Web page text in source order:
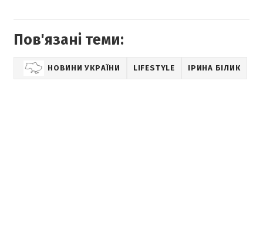
Пов'язані теми:
НОВИНИ УКРАЇНИ LIFESTYLE ІРИНА БІЛИК